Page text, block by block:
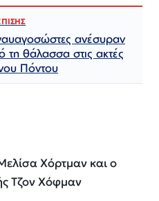
ανέσυραν
τη θάλασσα στις ακτές
Πόντου
Χόρτμαν και ο
Τζον Χόφμαν